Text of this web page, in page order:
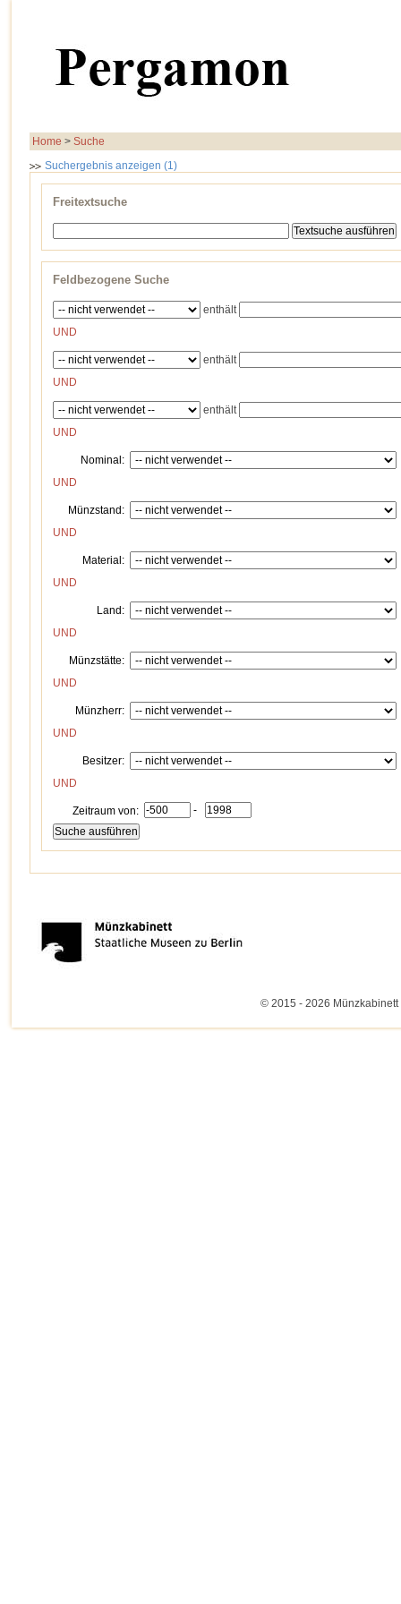
Home > Suche
Suchergebnis anzeigen (1)
Freitextsuche
Feldbezogene Suche
enthält
UND
enthält
UND
enthält
UND
Nominal:
UND
Münzstand:
UND
Material:
UND
Land:
UND
Münzstätte:
UND
Münzherr:
UND
Besitzer:
UND
Zeitraum von: -
© 2015 - 2026